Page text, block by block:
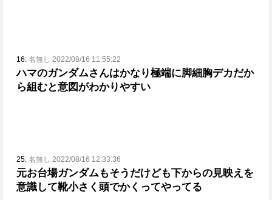
16: 名無し 2022/08/16 11:55:22
ハマのガンダムさんはかなり極端に脚細胸デカだか
ら組むと意図がわかりやすい
25: 名無し 2022/08/16 12:33:36
元お台場ガンダムもそうだけども下からの見映えを
意識して靴小さく頭でかくってやってる